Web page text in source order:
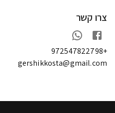
צרו קשר
+972547822798
gershikkosta@gmail.com